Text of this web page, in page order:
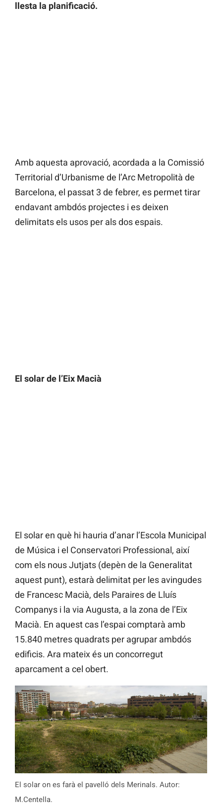
llesta la planificació.
Amb aquesta aprovació, acordada a la Comissió
Territorial d’Urbanisme de l’Arc Metropolità de
Barcelona, el passat 3 de febrer, es permet tirar
endavant ambdós projectes i es deixen
delimitats els usos per als dos espais.
El solar de l’Eix Macià
El solar en què hi hauria d’anar l’Escola Municipal
de Música i el Conservatori Professional, així
com els nous Jutjats (depèn de la Generalitat
aquest punt), estarà delimitat per les avingudes
de Francesc Macià, dels Paraires de Lluís
Companys i la via Augusta, a la zona de l’Eix
Macià. En aquest cas l’espai comptarà amb
15.840 metres quadrats per agrupar ambdós
edificis. Ara mateix és un concorregut
aparcament a cel obert.
El solar on es farà el pavelló dels Merinals. Autor:
M.Centella.